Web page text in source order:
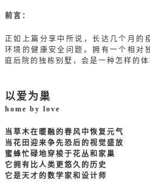
前言：
正如上篇分享中所说，长达几个月的
环境的健康安全问题。拥有一个相对
庭后院的独栋别墅，会是一种怎样的体
以爱为巢
home by love
当草木在暖融的春风中恢复元气
当花田迎来争先恐后的视觉盛放
蜜蜂忙碌地穿梭于花丛和家巢
它拥有比人类更悠久的历史
它是天才的数学家和设计师